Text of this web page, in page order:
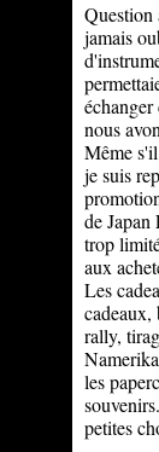
Question
jamais
nous
Même
je suis
de
trop
aux
Les
cadeaux,
rally,
les
petites